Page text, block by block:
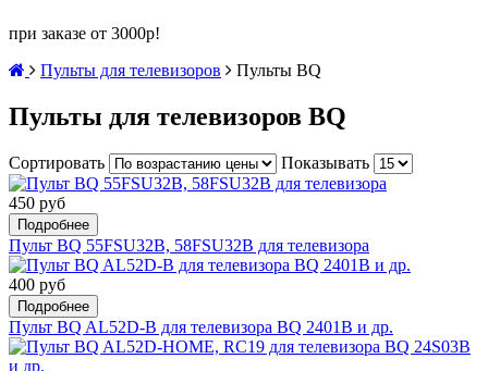
при заказе от 3000р!
Пульты для телевизоров
Пульты BQ
Пульты для телевизоров BQ
Сортировать Показывать
450 руб
Подробнее
Пульт BQ 55FSU32B, 58FSU32B для телевизора
400 руб
Подробнее
Пульт BQ AL52D-B для телевизора BQ 2401B и др.